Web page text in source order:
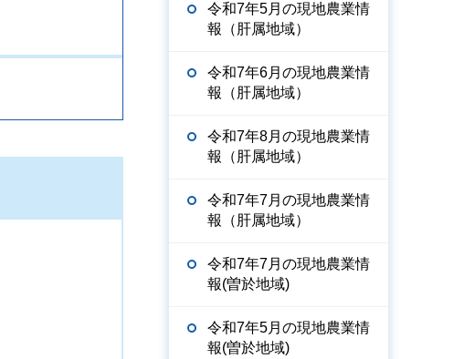
令和7年5月の現地農業情
報（肝属地域）
令和7年6月の現地農業情
報（肝属地域）
令和7年8月の現地農業情
報（肝属地域）
令和7年7月の現地農業情
報（肝属地域）
令和7年7月の現地農業情
報(曽於地域)
令和7年5月の現地農業情
報(曽於地域)